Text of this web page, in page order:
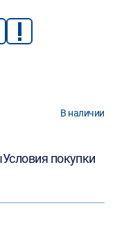
В наличии
Условия покупки